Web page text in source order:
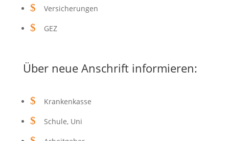
$ Versicherungen
$ GEZ
Über neue Anschrift informieren:
$ Krankenkasse
$ Schule, Uni